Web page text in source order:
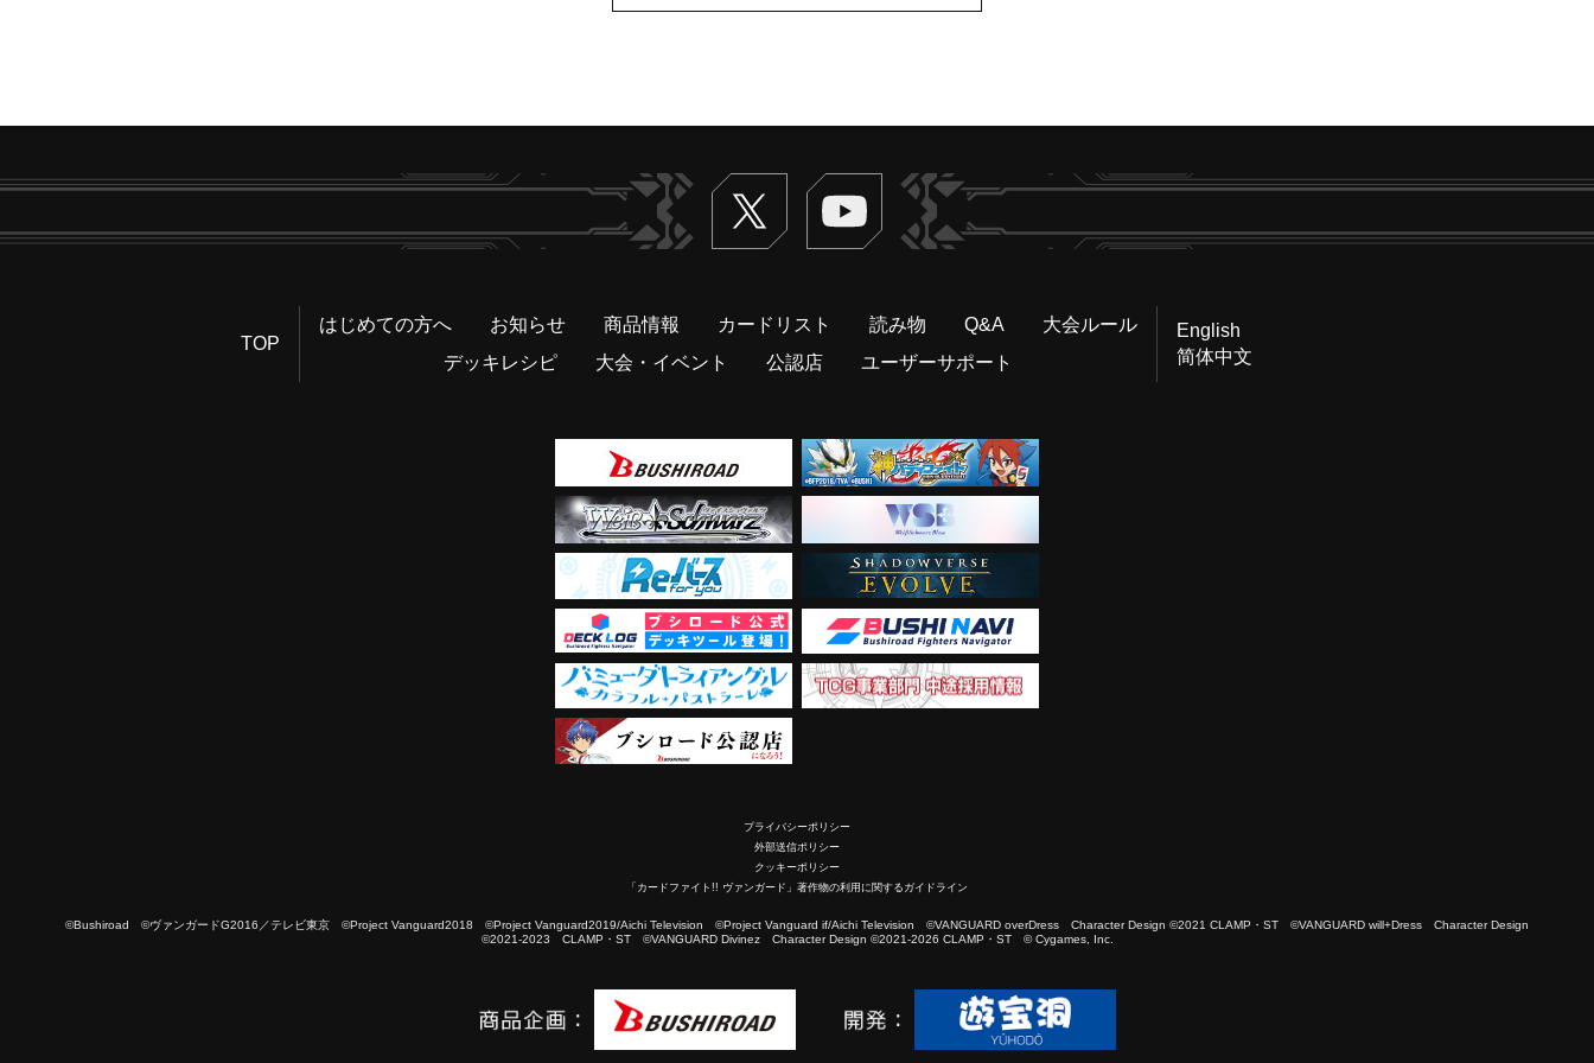
Twitter ヴァンガードch
TOP
はじめての方へ お知らせ 商品情報 カードリスト 読み物 Q&A
大会ルール
デッキレシピ
大会・イベント 公認店 ユーザーサポート
English
简体中文
プライバシーポリシー
外部送信ポリシー
クッキーポリシー
「カードファイト!! ヴァンガード」著作物の利用に関するガイドライン
©Bushiroad ©ヴァンガードG2016／テレビ東京 ©Project Vanguard2018 ©Project Vanguard2019/Aichi Television ©Project Vanguard if/Aichi Television ©VANGUARD overDress Character Design ©2021 CLAMP・ST ©VANGUARD will+Dress Character Design
©2021-2023 CLAMP・ST ©VANGUARD Divinez Character Design ©2021-2026 CLAMP・ST © Cygames, Inc.